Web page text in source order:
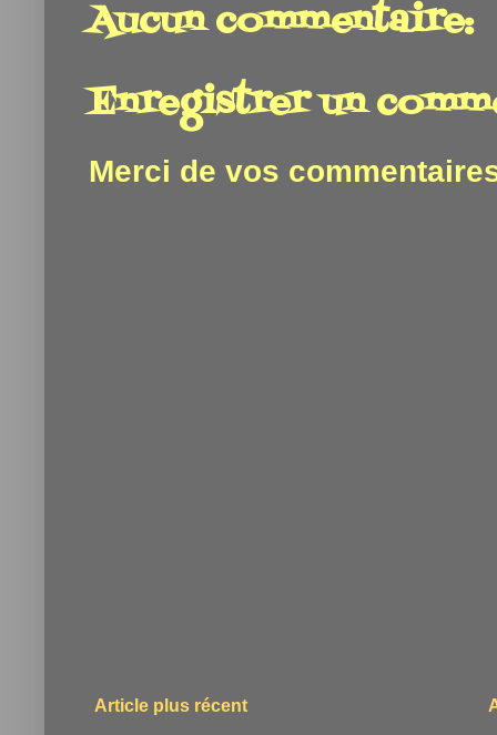
Aucun commentaire:
Enregistrer un
Merci de vos
Article plus récent